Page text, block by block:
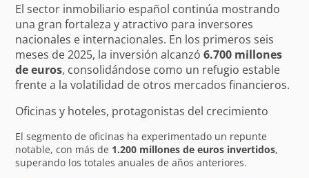
El sector inmobiliario español continúa mostrando
una gran fortaleza y atractivo para inversores
nacionales e internacionales. En los primeros seis
meses de 2025, la inversión alcanzó6.700 millones
de euros, consolidándose como un refugio estable
frente a la volatilidad de otros mercados financieros.
Oficinas y hoteles, protagonistas del crecimiento
El segmento de oficinas ha experimentado un repunte
notable, con más de 1.200 millones de euros invertidos,
superando los totales anuales de años anteriores.